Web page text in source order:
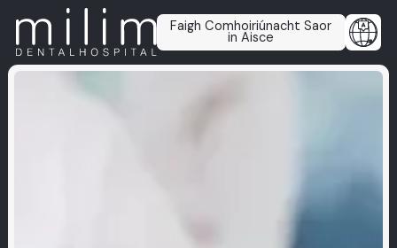
Faigh Comhoiriúnacht Saor
in Aisce